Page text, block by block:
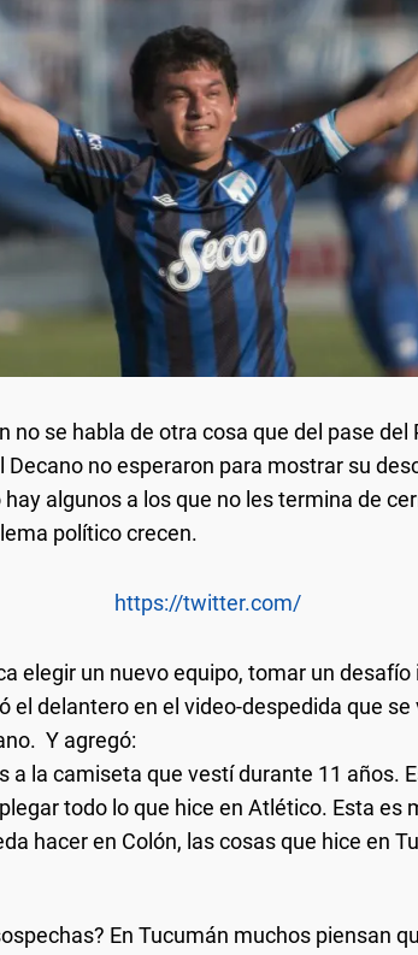
no se habla de otra cosa que del pase del
Decano no esperaron para mostrar su
algunos a los que no les termina de
político crecen.
https://twitter.com/
elegir un nuevo equipo, tomar un
el delantero en el video-despedida que se
Y agregó:
a la camiseta que vestí durante 11 años.
todo lo que hice en Atlético. Esta es
hacer en Colón, las cosas que hice en
En Tucumán muchos piensan